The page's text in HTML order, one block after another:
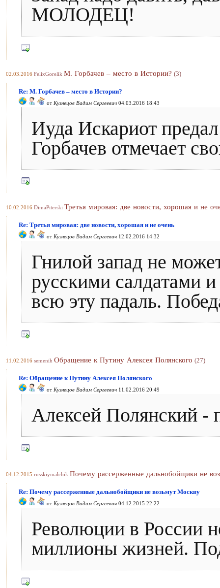
МОЛОДЕЦ!
02.03.2016 FelixGorelik М. Горбачев – место в Истории? (3)
Re: М. Горбачев – место в Истории?
от Кузнецов Вадим Сергеевич 04.03.2016 18:43
Иуда Искариот
Горбачев отмечает
10.02.2016 DimaPiterski Третья мировая: две новости, хорошая и не
Re: Третья мировая: две новости, хорошая и не очень
от Кузнецов Вадим Сергеевич 12.02.2016 14:32
Гнилой запад не
русскими салдатами
всю эту падаль.
11.02.2016 semenih Обращение к Путину Алексея Полянского (27)
Re: Обращение к Путину Алексея Полянского
от Кузнецов Вадим Сергеевич 11.02.2016 20:49
Алексей Полянский -
04.12.2015 russkiymalchik Почему рассерженные дальнобойщики не
Re: Почему рассерженные дальнобойщики не возьмут Москву
от Кузнецов Вадим Сергеевич 04.12.2015 22:22
Революции в России
миллионы жизней.